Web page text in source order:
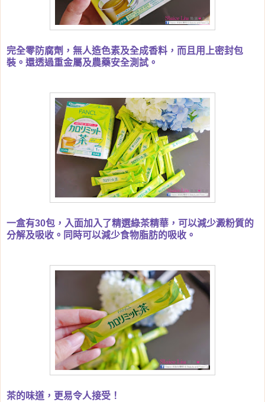
完全零防腐劑，無人造色素及全成香料，而且用上密封包
裝。還透過重金屬及農藥安全測試。
一盒有30包，入面加入了精選綠茶精華，可以減少澱粉質的
分解及吸收。同時可以減少食物脂肪的吸收。
茶的味道，更易令人接受！